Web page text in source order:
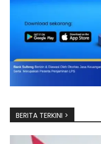
BERITA TERKINI >